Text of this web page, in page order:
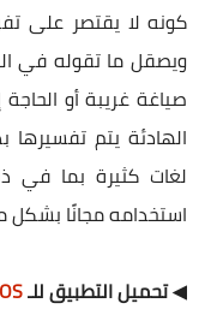
كونه لا يقتصر على
ويصقل ما تقوله في
صياغة غريبة أو
الهادئة يتم
لغات كثيرة بما في
استخدامه مجانًا بشكل
◀ تحميل التطبيق للـ